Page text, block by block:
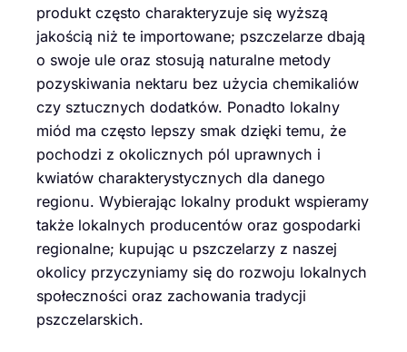
produkt często charakteryzuje się wyższą
jakością niż te importowane; pszczelarze dbają
o swoje ule oraz stosują naturalne metody
pozyskiwania nektaru bez użycia chemikaliów
czy sztucznych dodatków. Ponadto lokalny
miód ma często lepszy smak dzięki temu, że
pochodzi z okolicznych pól uprawnych i
kwiatów charakterystycznych dla danego
regionu. Wybierając lokalny produkt wspieramy
także lokalnych producentów oraz gospodarki
regionalne; kupując u pszczelarzy z naszej
okolicy przyczyniamy się do rozwoju lokalnych
społeczności oraz zachowania tradycji
pszczelarskich.